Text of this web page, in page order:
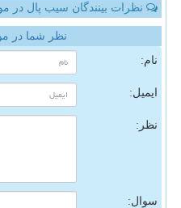
نظرات بینندگان سیب پال در
نظر شما در
نام:
ایمیل:
نظر:
سوال: